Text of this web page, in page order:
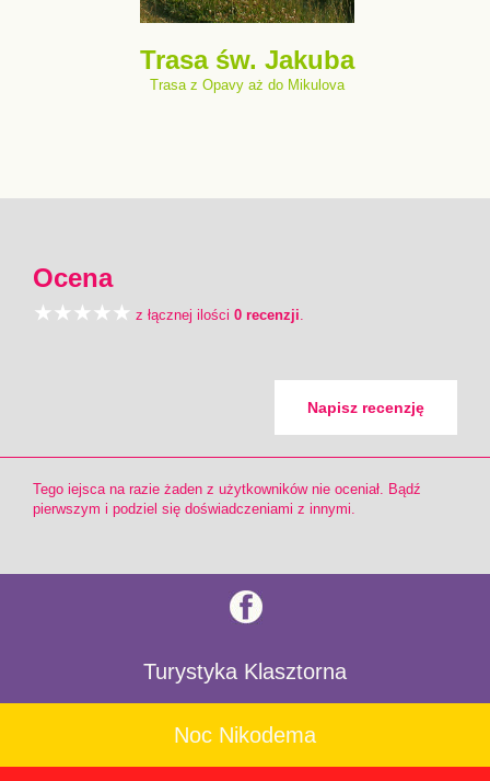
Trasa św. Jakuba
Trasa z Opavy aż do Mikulova
Ocena
z łącznej ilości 0 recenzji.
Napisz recenzję
Tego iejsca na razie żaden z użytkowników nie oceniał. Bądź
pierwszym i podziel się doświadczeniami z innymi.
Turystyka Klasztorna
Noc Nikodema